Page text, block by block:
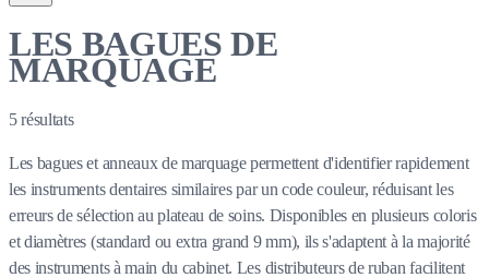
LES BAGUES DE
MARQUAGE
5résultats
Les bagues et anneaux de marquage permettent d'identifier rapidement
les instruments dentaires similaires par un code couleur, réduisant les
erreurs de sélection au plateau de soins. Disponibles en plusieurs coloris
et diamètres (standard ou extra grand 9 mm), ils s'adaptent à la majorité
des instruments à main du cabinet. Les distributeurs de ruban facilitent